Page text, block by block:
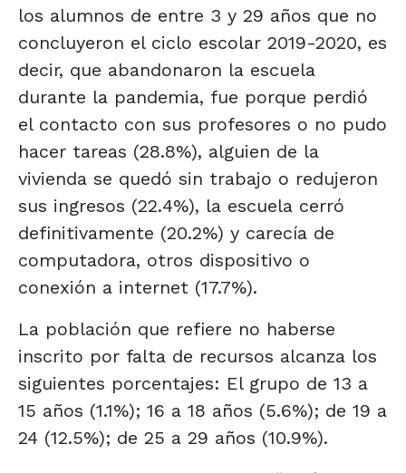
los alumnos de entre 3 y 29 años que no
concluyeron el ciclo escolar 2019-2020, es
decir, que abandonaron la escuela
durante la pandemia, fue porque perdió
el contacto con sus profesores o no pudo
hacer tareas (28.8%), alguien de la
vivienda se quedó sin trabajo o redujeron
sus ingresos (22.4%), la escuela cerró
definitivamente (20.2%) y carecía de
computadora, otros dispositivo o
conexión a internet (17.7%).
La población que refiere no haberse
inscrito por falta de recursos alcanza los
siguientes porcentajes: El grupo de 13 a
15 años (1.1%); 16 a 18 años (5.6%); de 19 a
24 (12.5%); de 25 a 29 años (10.9%).